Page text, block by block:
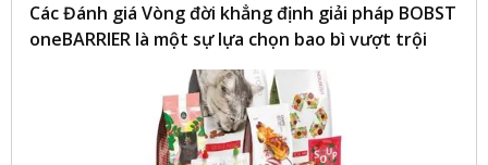
Các Đánh giá Vòng đời khẳng định giải pháp BOBST
oneBARRIER là một sự lựa chọn bao bì vượt trội